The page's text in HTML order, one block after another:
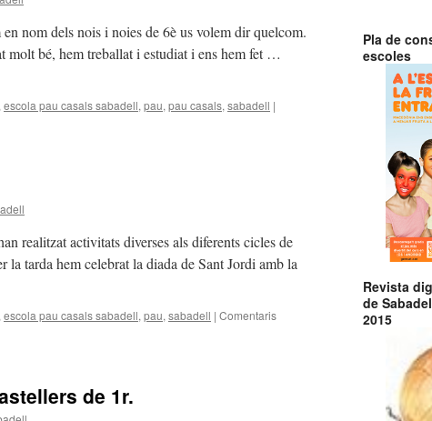
dels nois i noies de 6è us volem dir quelcom.
molt bé, hem treballat i estudiat i ens hem fet …
escola pau casals sabadell, pau, pau casals, sabadell |
realitzat activitats diverses als diferents cicles de
la tarda hem celebrat la diada de Sant Jordi amb la
escola pau casals sabadell, pau, sabadell | Comentaris
de 1r.
Pla de
escoles
Revista
de
2015